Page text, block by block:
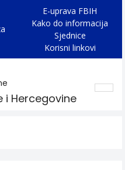
E-uprava FBIH
Kako do informacija
Sjednice
Korisni linkovi
i Hercegovine